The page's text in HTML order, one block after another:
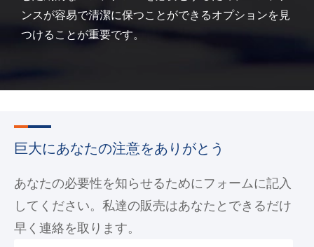
ンスが容易で清潔に保つことができるオプションを見
つけることが重要です。
巨大にあなたの注意をありがとう
あなたの必要性を知らせるためにフォームに記入
してください。私達の販売はあなたとできるだけ
早く連絡を取ります。